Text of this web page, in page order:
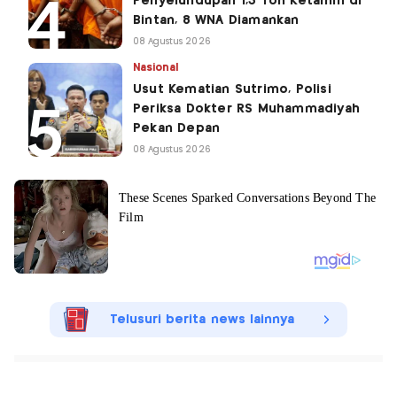
Bintan, 8 WNA Diamankan
08 Agustus 2026
Nasional
Usut Kematian Sutrimo, Polisi
Periksa Dokter RS Muhammadiyah
Pekan Depan
08 Agustus 2026
Telusuri berita news lainnya